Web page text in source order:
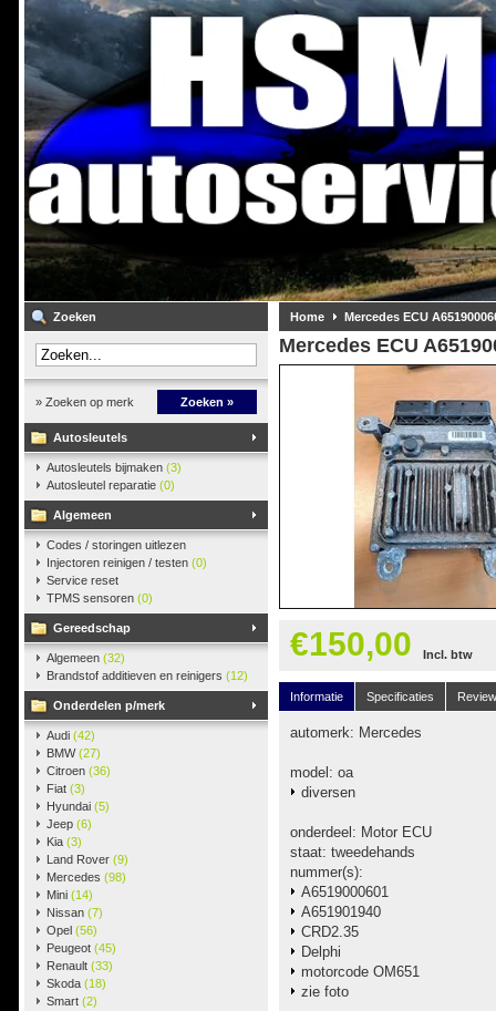
Zoeken
» Zoeken op merk Zoeken »
Autosleutels
Autosleutels bijmaken (3)
Autosleutel reparatie (0)
Algemeen
Codes / storingen uitlezen
Injectoren reinigen / testen (0)
Service reset
TPMS sensoren (0)
Gereedschap
Algemeen (32)
Brandstof additieven en reinigers (12)
Onderdelen p/merk
Audi (42)
BMW(27)
Citroen (36)
Fiat (3)
Hyundai (5)
Jeep (6)
Kia (3)
Land Rover (9)
Mercedes (98)
Mini (14)
Nissan (7)
Opel (56)
Peugeot (45)
Renault (33)
Skoda (18)
Smart (2)
Home Mercedes ECU
Mercedes ECU
€150,00 Incl. btw
Informatie Specificaties
automerk: Mercedes
model: oa
diversen
onderdeel: Motor ECU
staat: tweedehands
nummer(s):
A6519000601
A651901940
CRD2.35
Delphi
motorcode OM651
zie foto